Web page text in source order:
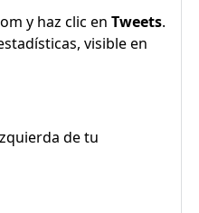
y haz clic en Tweets.
visible en
de tu